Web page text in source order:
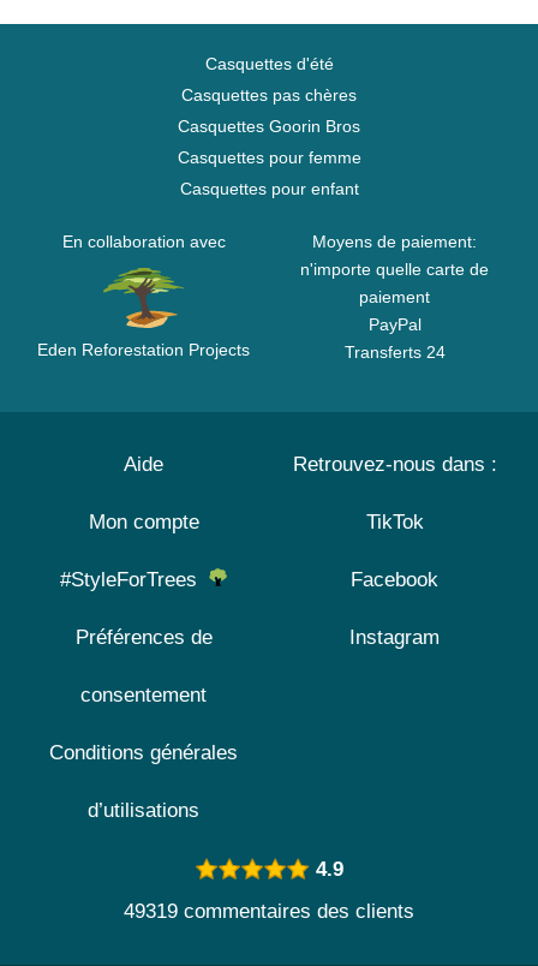
Casquettes d'été
Casquettes pas chères
Casquettes Goorin Bros
Casquettes pour femme
Casquettes pour enfant
En collaboration avec
Eden Reforestation Projects
Moyens de paiement:
n'importe quelle carte de
paiement
PayPal
Transferts 24
Aide
Mon compte
#StyleForTrees
Préférences de
consentement
Conditions générales
d’utilisations
Retrouvez-nous dans :
TikTok
Facebook
Instagram
4.9
49319 commentaires des clients